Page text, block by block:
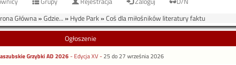
Główna»Gdzie... » Hyde Park»Coś dla miłośników literatury faktu
Ogłoszenie
Grzybki AD 2026- Edycja XV -25 do 27 września 2026